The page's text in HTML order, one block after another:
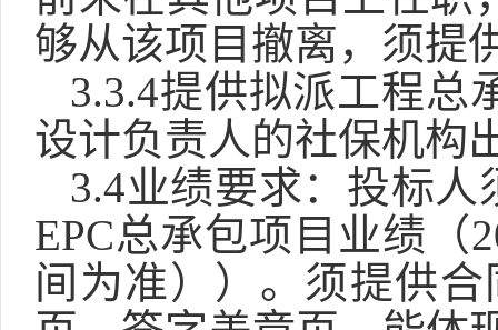
够从该项目撤离，须提
3.3.4提供拟派工程总
设计负责人的社保机构
3.4业绩要求： 投标人
EPC总承包项目业绩（
间为准））。须提供